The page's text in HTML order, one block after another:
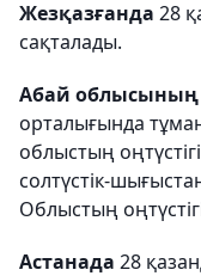
Жезқазғанда 28
сақталады.
Абай облысының
орталығында тұман
облыстың
солтүстік-
Облыстың
Астанада 28